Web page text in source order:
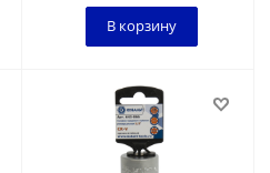
В корзину